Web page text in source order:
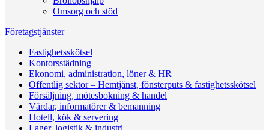
Omsorg och stöd
Företagstjänster
Fastighetsskötsel
Kontorsstädning
Ekonomi, administration, löner & HR
Offentlig sektor – Hemtjänst, fönsterputs & fastighetsskötsel
Försäljning, mötesbokning & handel
Värdar, informatörer & bemanning
Hotell, kök & servering
Lager, logistik & industri